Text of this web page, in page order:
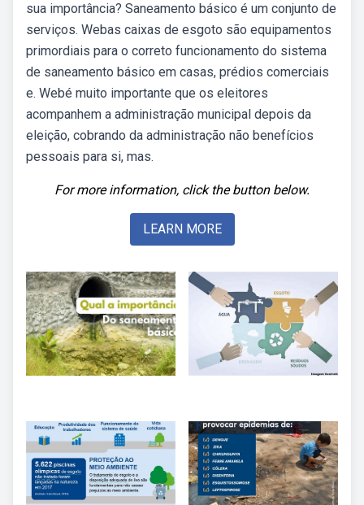
sua importância? Saneamento básico é um conjunto de
serviços. Webas caixas de esgoto são equipamentos
primordiais para o correto funcionamento do sistema
de saneamento básico em casas, prédios comerciais
e. Webé muito importante que os eleitores
acompanhem a administração municipal depois da
eleição, cobrando da administração não benefícios
pessoais para si, mas.
For more information, click the button below.
LEARN MORE